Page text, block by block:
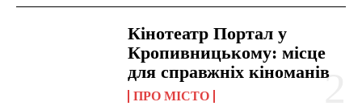
Кінотеатр Портал у
Кропивницькому: місце
для справжніх кіноманів
ПРО МІСТО